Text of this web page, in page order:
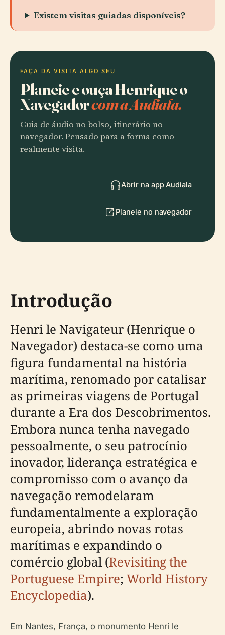
Existem visitas guiadas disponíveis?
FAÇA DA VISITA ALGO SEU
Planeie e ouça Henrique o
Navegadorcom a Audiala.
Guia de áudio no bolso, itinerário no
navegador. Pensado para a forma como
realmente visita.
Abrir na app Audiala
Planeie no navegador
Introdução
Henri le Navigateur (Henrique o
Navegador) destaca-se como uma
figura fundamental na história
marítima, renomado por catalisar
as primeiras viagens de Portugal
durante a Era dos Descobrimentos.
Embora nunca tenha navegado
pessoalmente, o seu patrocínio
inovador, liderança estratégica e
compromisso com o avanço da
navegação remodelaram
fundamentalmente a exploração
europeia, abrindo novas rotas
marítimas e expandindo o
comércio global (Revisiting the
Portuguese Empire; World History
Encyclopedia).
Em Nantes, França, o monumento Henri le